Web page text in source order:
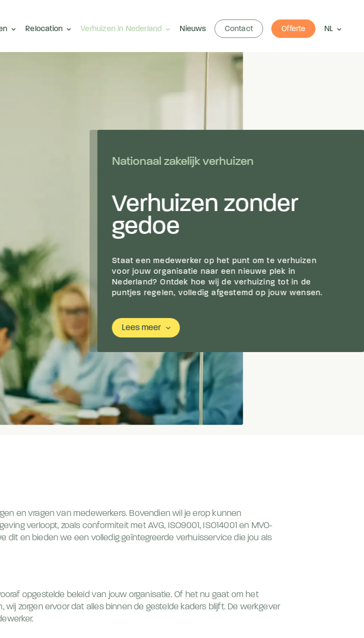
Relocation Verhuizen in Nederland Nieuws Contact Offerte NL
Nationaal zakelijk verhuizen
Verhuizen zonder
gedoe
Staat een medewerker op het punt om te verhuizen
voor jouw organisatie naar een nieuwe plek in
Nederland? Ontdek hoe wij de verhuizing tot in de
puntjes regelen, volledig afgestemd op jouw wensen.
Lees meer keyboard_arrow_down
en vragen van medewerkers. Bovendien wil je erop kunnen
verloopt, zoals conformiteit met AVG, ISO9001, ISO14001 en MVO-
dit en bieden we een volledig geïntegreerde verhuisservice die jou als
opgestelde beleid van jouw organisatie. Of het nu gaat om het
zorgen ervoor dat alles binnen de gestelde kaders blijft. De werkgever